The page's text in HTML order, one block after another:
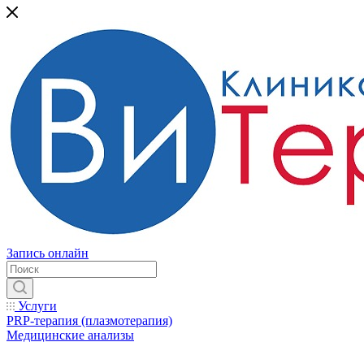
Запись онлайн
Услуги
PRP-терапия (плазмотерапия)
Медицинские анализы